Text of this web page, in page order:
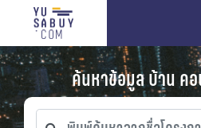
ค้นหาข้อมูล บ้าน คอ
พิมพ์ค้นหาจากชื่อโครงการ,